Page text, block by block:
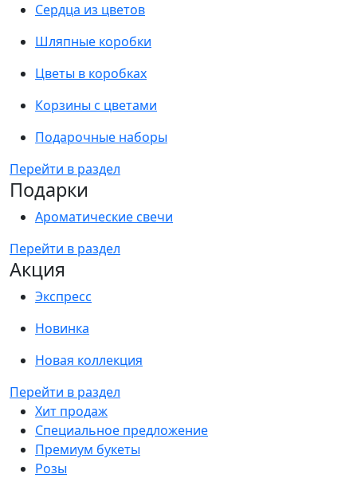
Сердца из цветов
Шляпные коробки
Цветы в коробках
Корзины с цветами
Подарочные наборы
Перейти в раздел
Подарки
Ароматические свечи
Перейти в раздел
Акция
Экспресс
Новинка
Новая коллекция
Перейти в раздел
Хит продаж
Специальное предложение
Премиум букеты
Розы